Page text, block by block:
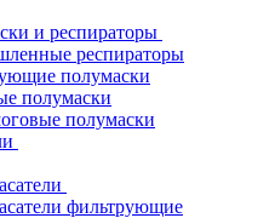
и респираторы
респираторы
полумаски
полумаски
полумаски
фильтрующие